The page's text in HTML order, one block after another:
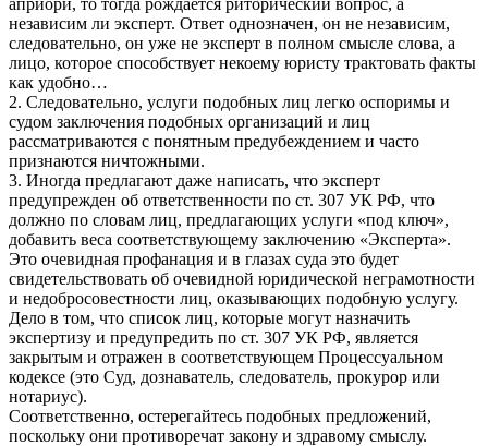
независим ли эксперт. Ответ однозначен, он не независим,
следовательно, он уже не эксперт в полном смысле слова, а
лицо, которое способствует некоему юристу трактовать факты
как удобно…
2. Следовательно, услуги подобных лиц легко оспоримы и
судом заключения подобных организаций и лиц
рассматриваются с понятным предубеждением и часто
признаются ничтожными.
3. Иногда предлагают даже написать, что эксперт
предупрежден об ответственности по ст. 307 УК РФ, что
должно по словам лиц, предлагающих услуги «под ключ»,
добавить веса соответствующему заключению «Эксперта».
Это очевидная профанация и в глазах суда это будет
свидетельствовать об очевидной юридической неграмотности
и недобросовестности лиц, оказывающих подобную услугу.
Дело в том, что список лиц, которые могут назначить
экспертизу и предупредить по ст. 307 УК РФ, является
закрытым и отражен в соответствующем Процессуальном
кодексе (это Суд, дознаватель, следователь, прокурор или
нотариус).
Соответственно, остерегайтесь подобных предложений,
поскольку они противоречат закону и здравому смыслу.